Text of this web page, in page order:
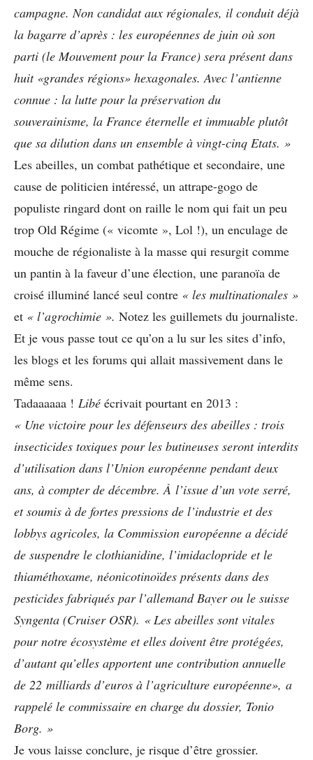
campagne. Non candidat aux régionales, il conduit déjà
la bagarre d’après : les européennes de juin où son
parti (le Mouvement pour la France) sera présent dans
huit «grandes régions» hexagonales. Avec l’antienne
connue : la lutte pour la préservation du
souverainisme, la France éternelle et immuable plutôt
que sa dilution dans un ensemble à vingt-cinq Etats. »
Les abeilles, un combat pathétique et secondaire, une
cause de politicien intéressé, un attrape-gogo de
populiste ringard dont on raille le nom qui fait un peu
trop Old Régime (« vicomte », Lol !), un enculage de
mouche de régionaliste à la masse qui resurgit comme
un pantin à la faveur d’une élection, une paranoïa de
croisé illuminé lancé seul contre « les multinationales »
et « l’agrochimie ». Notez les guillemets du journaliste.
Et je vous passe tout ce qu’on a lu sur les sites d’info,
les blogs et les forums qui allait massivement dans le
même sens.
Tadaaaaaa ! Libé écrivait pourtant en 2013 :
« Une victoire pour les défenseurs des abeilles : trois
insecticides toxiques pour les butineuses seront interdits
d’utilisation dans l’Union européenne pendant deux
ans, à compter de décembre. À l’issue d’un vote serré,
et soumis à de fortes pressions de l’industrie et des
lobbys agricoles, la Commission européenne a décidé
de suspendre le clothianidine, l’imidaclopride et le
thiaméthoxame, néonicotinoïdes présents dans des
pesticides fabriqués par l’allemand Bayer ou le suisse
Syngenta (Cruiser OSR). « Les abeilles sont vitales
pour notre écosystème et elles doivent être protégées,
d’autant qu’elles apportent une contribution annuelle
de 22 milliards d’euros à l’agriculture européenne», a
rappelé le commissaire en charge du dossier, Tonio
Borg. »
Je vous laisse conclure, je risque d’être grossier.